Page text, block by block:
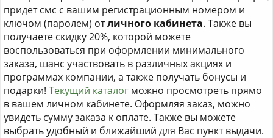
придет смс с вашим регистрационным номером и
ключом (паролем) отличного кабинета. Также вы
получаете скидку 20%, которой можете
воспользоваться при оформлении минимального
заказа, шанс участвовать в различных акциях и
программах компании, а также получать бонусы и
подарки! Текущий каталог можно просмотреть прямо
в вашем личном кабинете. Оформляя заказ, можно
увидеть сумму заказа к оплате. Также вы можете
выбрать удобный и ближайший для Вас пункт выдачи.